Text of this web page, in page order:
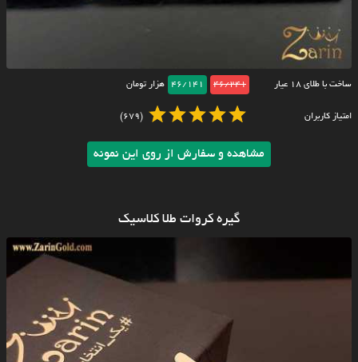
ساخت با طلای ۱۸ عیار 46/241
46/141 هزار تومان
امتیاز کاربران (679)
مشاهده و سفارش از روی این نمونه
گیره کروات طلا کلاسیک